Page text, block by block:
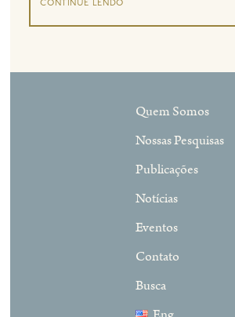
Quem Somos
Nossas Pesquisas
Publicações
Notícias
Eventos
Contato
Busca